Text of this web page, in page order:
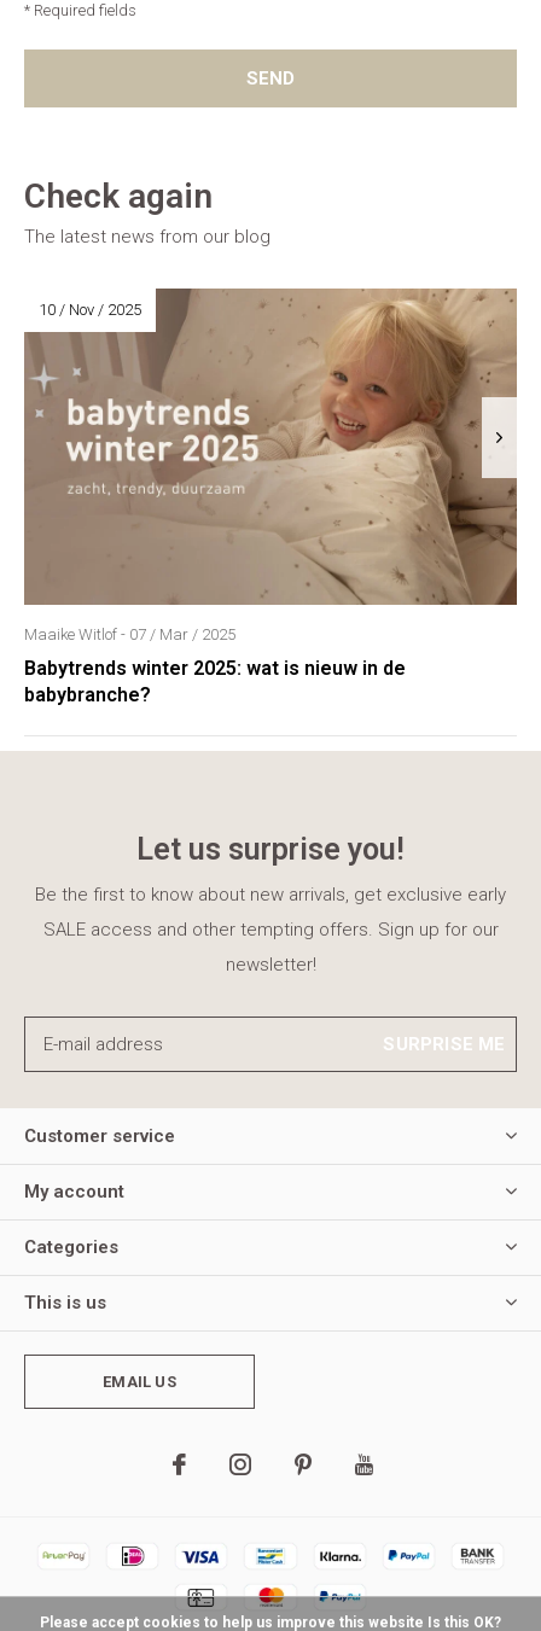
* Required fields
SEND
Check again
The latest news from our blog
10 / Nov / 2025
Maaike Witlof - 07 / Mar / 2025
Babytrends winter 2025: wat is nieuw in de
babybranche?
Let us surprise you!
Be the first to know about new arrivals, get exclusive early
SALE access and other tempting offers. Sign up for our
newsletter!
SURPRISE ME
Customer service
My account
Categories
This is us
EMAIL US
Please accept cookies to help us improve this website Is this OK?